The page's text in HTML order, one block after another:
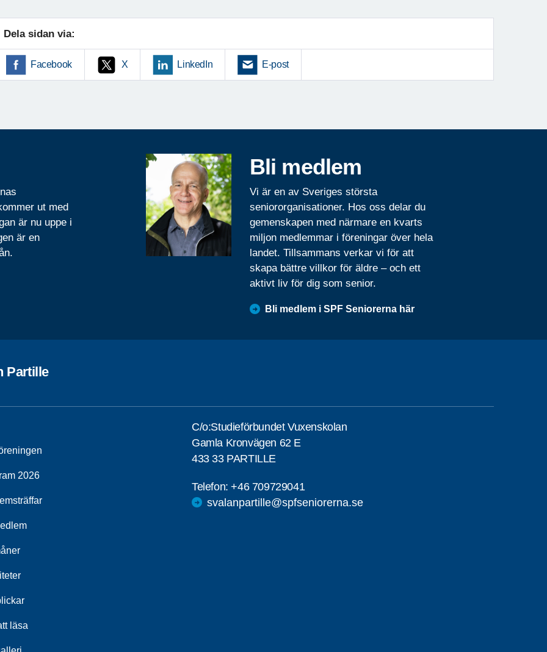
Dela sidan via:
Facebook X LinkedIn E-post
ut med
är nu uppe i
är en
Bli medlem
Vi är en av Sveriges största
seniororganisationer. Hos oss delar du
gemenskapen med närmare en kvarts
miljon medlemmar i föreningar över hela
landet. Tillsammans verkar vi för att
skapa bättre villkor för äldre – och ett
aktivt liv för dig som senior.
Bli medlem i SPF Seniorerna här
Partille
2026
läsa
C/o:Studieförbundet Vuxenskolan
Gamla Kronvägen 62 E
433 33 PARTILLE
Telefon:+46 709729041
svalanpartille@spfseniorerna.se